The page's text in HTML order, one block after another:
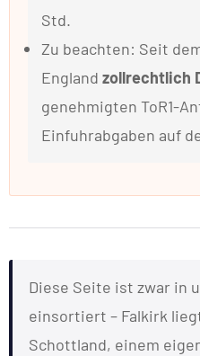
Std.
Zu beachten: Seit
England zollrechtlich
genehmigten ToR1-
Einfuhrabgaben auf
Diese Seite ist zwar in
einsortiert – Falkirk
Schottland, einem